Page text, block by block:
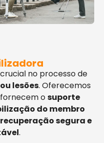
no processo de
lesões. Oferecemos
osuporte
do membro
recuperação segura e
.